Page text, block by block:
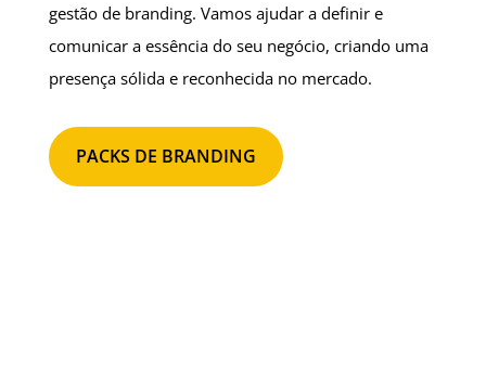
gestão de branding. Vamos ajudar a definir e
comunicar a essência do seu negócio, criando uma
presença sólida e reconhecida no mercado.
PACKS DE BRANDING